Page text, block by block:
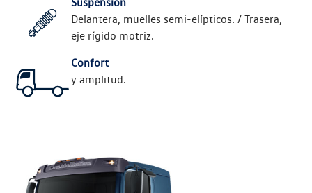
Suspensión
Delantera, muelles semi-elípticos. / Trasera,
eje rígido motriz.
Confort
y amplitud.